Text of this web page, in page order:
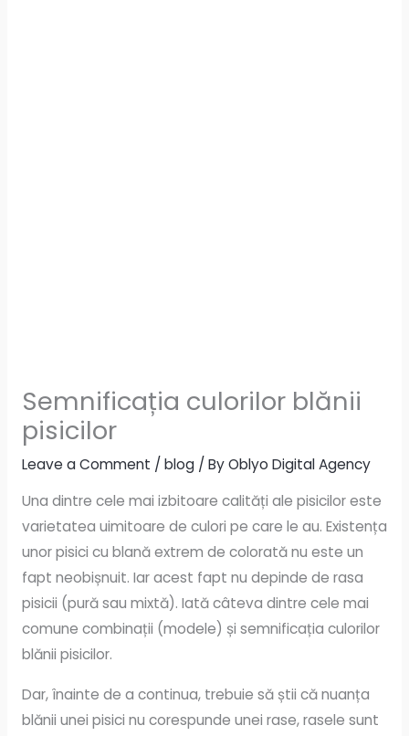
Semnificația culorilor blănii
pisicilor
Leave a Comment /blog/ ByOblyo Digital Agency
Una dintre cele mai izbitoare calități ale pisicilor este
varietatea uimitoare de culori pe care le au. Existența
unor pisici cu blană extrem de colorată nu este un
fapt neobișnuit. Iar acest fapt nu depinde de rasa
pisicii (pură sau mixtă). Iată câteva dintre cele mai
comune combinații (modele) și semnificația culorilor
blănii pisicilor.
Dar, înainte de a continua, trebuie să știi că nuanța
blănii unei pisici nu corespunde unei rase, rasele sunt